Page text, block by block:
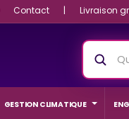
Contact | Livraison
GESTION CLIMATIQUE